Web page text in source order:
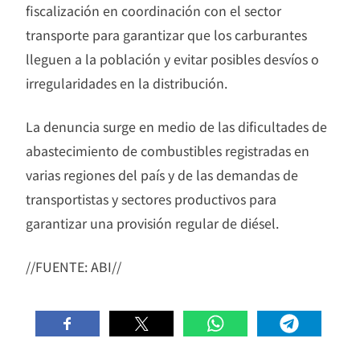
fiscalización en coordinación con el sector
transporte para garantizar que los carburantes
lleguen a la población y evitar posibles desvíos o
irregularidades en la distribución.
La denuncia surge en medio de las dificultades de
abastecimiento de combustibles registradas en
varias regiones del país y de las demandas de
transportistas y sectores productivos para
garantizar una provisión regular de diésel.
//FUENTE: ABI//